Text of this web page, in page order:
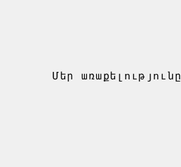
Մեր առաքելությունը